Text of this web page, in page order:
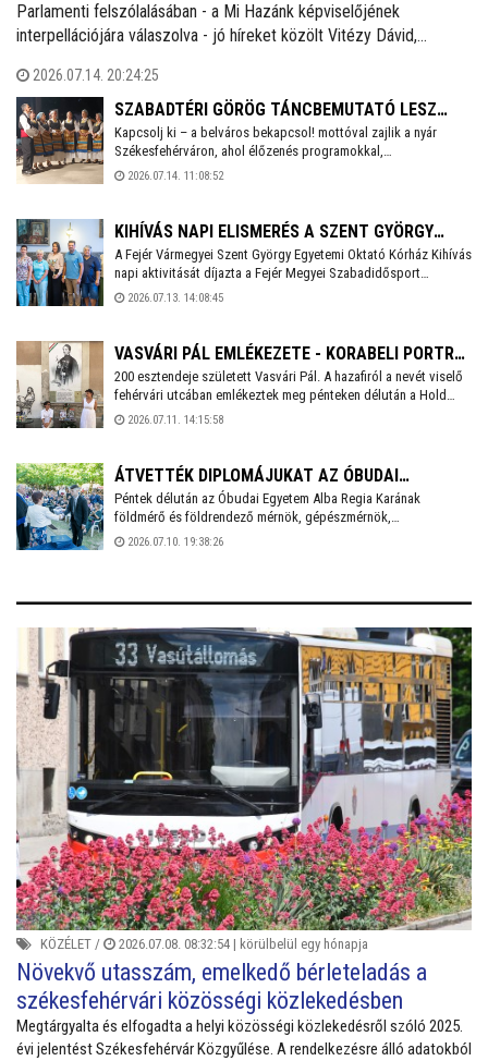
CSOMÓPONTRÓL IS SZÓLT A PARLAMENTBEN
A KÖZLEKEDÉSI ÉS BERUHÁZÁSI MINISZTER
Parlamenti felszólalásában - a Mi Hazánk képviselőjének
interpellációjára válaszolva - jó híreket közölt Vitézy Dávid,
kapcsán, hogy a buszállomásokat közelebb vigyék a vasúthoz és
integrált átszállócsomópontok jöjjenek létre.
2026.07.14. 20:24:25
SZABADTÉRI GÖRÖG TÁNCBEMUTATÓ LESZ
SZERDÁN ESTE A FŐ UTCÁN, A MÚZEUM ELŐTT
Kapcsolj ki – a belváros bekapcsol! mottóval zajlik a nyár
Székesfehérváron, ahol élőzenés programokkal,
táncbemutatókkal, közösségi szórakoztató eseményekkel
lép fel a Szent István Király Múzeum Rendházépület előtt.
2026.07.14. 11:08:52
KIHÍVÁS NAPI ELISMERÉS A SZENT GYÖRGY
KÓRHÁZ DOLGOZÓINAK
A Fejér Vármegyei Szent György Egyetemi Oktató Kórház Kihívás
napi aktivitását díjazta a Fejér Megyei Szabadidősport
Szövetség. Hétfőn sajtónyilvános keretek között adta át Parall
május végi országos eseményhez évek óta csatlakoznak, és
programot.
2026.07.13. 14:08:45
VASVÁRI PÁL EMLÉKEZETE - KORABELI PORTRÉ
ÉS IDÉZETEK ŐRZIK A KIVÉTELES SZEMÉLYISÉG
GONDOLATAIT
200 esztendeje született Vasvári Pál. A hazafiról a nevét viselő
fehérvári utcában emlékeztek meg pénteken délután a Hold
Antikvárium szervezésében.
2026.07.11. 14:15:58
ÁTVETTÉK DIPLOMÁJUKAT AZ ÓBUDAI
EGYETEM ALBA REGIA KARÁNAK VÉGZŐSEI
Péntek délután az Óbudai Egyetem Alba Regia Karának
földmérő és földrendező mérnök, gépészmérnök,
geoinformatikus, mérnök informatikus, mechatronikai mérnök,
2026.07.10. 19:38:26
KÖZÉLET / 2026.07.08. 08:32:54 | körülbelül egy hónapja
Növekvő utasszám, emelkedő bérleteladás a
székesfehérvári közösségi közlekedésben
Megtárgyalta és elfogadta a helyi közösségi közlekedésről szóló 2025.
évi jelentést Székesfehérvár Közgyűlése. A rendelkezésre álló adatokból